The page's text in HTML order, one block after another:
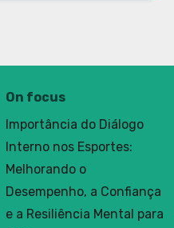
On focus
Importância do Diálogo
Interno nos Esportes:
Melhorando o
Desempenho, a Confiança
e a Resiliência Mental para